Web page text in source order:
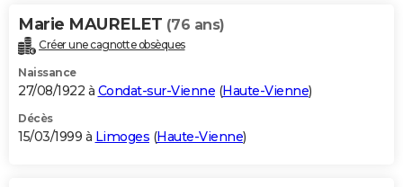
Marie MAURELET (76 ans)
Créer une cagnotte obsèques
Naissance
27/08/1922 à Condat-sur-Vienne (Haute-Vienne)
Décès
15/03/1999 à Limoges (Haute-Vienne)